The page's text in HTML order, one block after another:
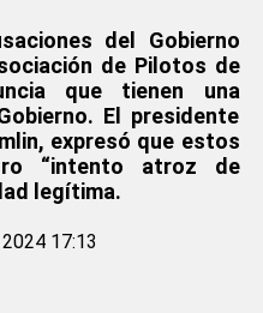
del Gobierno
de Pilotos de
que tienen una
El presidente
expresó que estos
“intento atroz de
legítima.
17:13